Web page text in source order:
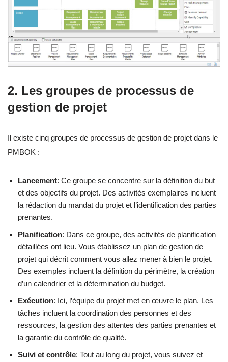
2. Les groupes de processus de
gestion de projet
Il existe cinq groupes de processus de gestion de projet dans le
PMBOK :
Lancement: Ce groupe se concentre sur la définition du but
et des objectifs du projet. Des activités exemplaires incluent
la rédaction du mandat du projet et l’identification des parties
prenantes.
Planification: Dans ce groupe, des activités de planification
détaillées ont lieu. Vous établissez un plan de gestion de
projet qui décrit comment vous allez mener à bien le projet.
Des exemples incluent la définition du périmètre, la création
d’un calendrier et la détermination du budget.
Exécution: Ici, l’équipe du projet met en œuvre le plan. Les
tâches incluent la coordination des personnes et des
ressources, la gestion des attentes des parties prenantes et
la garantie du contrôle de qualité.
Suivi et contrôle: Tout au long du projet, vous suivez et